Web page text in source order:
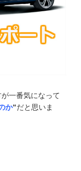
一番気になって
か“だと思いま